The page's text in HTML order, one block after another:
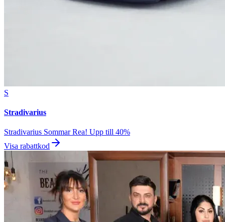
S
Stradivarius
Stradivarius Sommar Rea! Upp till 40%
Visa rabattkod